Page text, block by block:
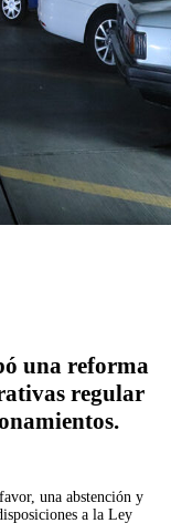
una reforma
regular
una abstención y
a la Ley